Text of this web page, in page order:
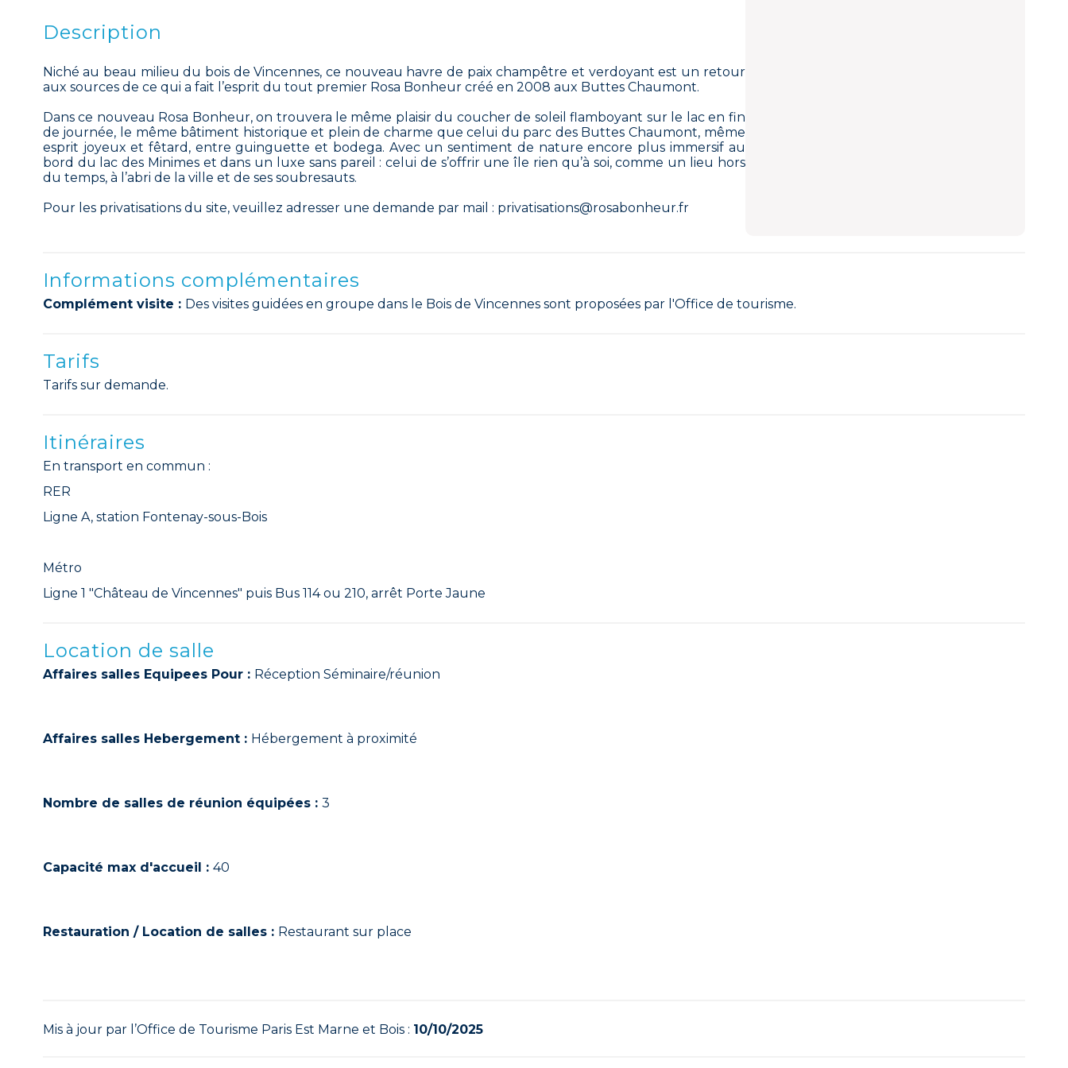
Description
Niché au beau milieu du bois de Vincennes, ce nouveau havre de paix champêtre et verdoyant est un retour
aux sources de ce qui a fait l’esprit du tout premier Rosa Bonheur créé en 2008 aux Buttes Chaumont. ‍
Dans ce nouveau Rosa Bonheur, on trouvera le même plaisir du coucher de soleil flamboyant sur le lac en fin
de journée, le même bâtiment historique et plein de charme que celui du parc des Buttes Chaumont, même
esprit joyeux et fêtard, entre guinguette et bodega. Avec un sentiment de nature encore plus immersif au
bord du lac des Minimes et dans un luxe sans pareil : celui de s’offrir une île rien qu’à soi, comme un lieu hors
du temps, à l’abri de la ville et de ses soubresauts.
Pour les privatisations du site, veuillez adresser une demande par mail : privatisations@rosabonheur.fr
Informations complémentaires
Complément visite : Des visites guidées en groupe dans le Bois de Vincennes sont proposées par l'Office de tourisme.
Tarifs
Tarifs sur demande.
Itinéraires
En transport en commun :
RER
Ligne A, station Fontenay-sous-Bois
Métro
Ligne 1 "Château de Vincennes" puis Bus 114 ou 210, arrêt Porte Jaune
Location de salle
Affaires salles Equipees Pour : Réception Séminaire/réunion
Affaires salles Hebergement : Hébergement à proximité
Nombre de salles de réunion équipées : 3
Capacité max d'accueil : 40
Restauration / Location de salles : Restaurant sur place
Mis à jour par l’Office de Tourisme Paris Est Marne et Bois : 10/10/2025